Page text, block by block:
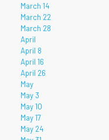
March 14
March 22
March 28
April
April 8
April 16
April 26
May
May 3
May 10
May 17
May 24